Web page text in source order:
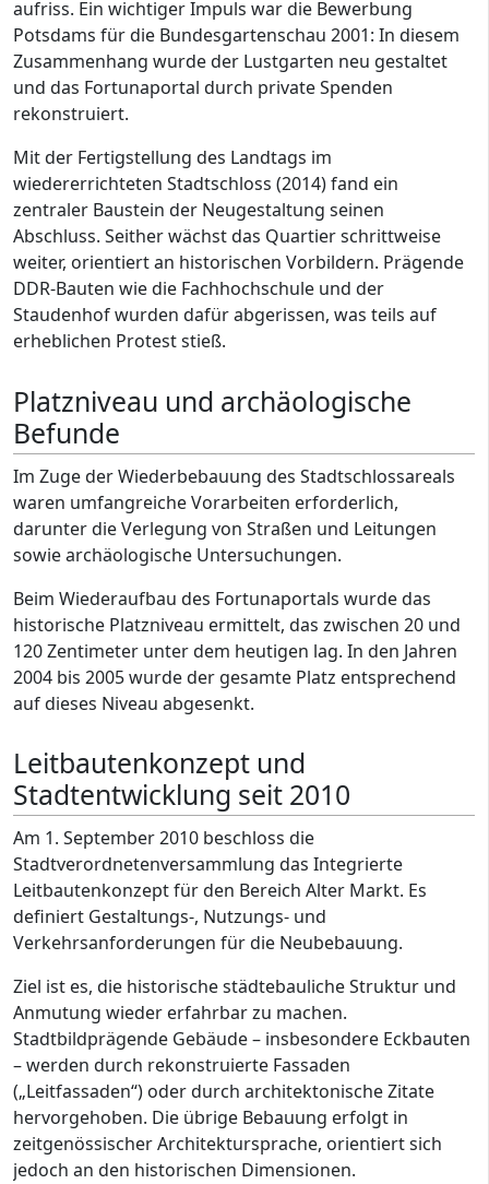
aufriss. Ein wichtiger Impuls war die Bewerbung
Potsdams für die Bundesgartenschau 2001: In diesem
Zusammenhang wurde der Lustgarten neu gestaltet
und das Fortunaportal durch private Spenden
rekonstruiert.
Mit der Fertigstellung des Landtags im
wiedererrichteten Stadtschloss (2014) fand ein
zentraler Baustein der Neugestaltung seinen
Abschluss. Seither wächst das Quartier schrittweise
weiter, orientiert an historischen Vorbildern. Prägende
DDR-Bauten wie die Fachhochschule und der
Staudenhof wurden dafür abgerissen, was teils auf
erheblichen Protest stieß.
Platzniveau und archäologische
Befunde
Im Zuge der Wiederbebauung des Stadtschlossareals
waren umfangreiche Vorarbeiten erforderlich,
darunter die Verlegung von Straßen und Leitungen
sowie archäologische Untersuchungen.
Beim Wiederaufbau des Fortunaportals wurde das
historische Platzniveau ermittelt, das zwischen 20 und
120 Zentimeter unter dem heutigen lag. In den Jahren
2004 bis 2005 wurde der gesamte Platz entsprechend
auf dieses Niveau abgesenkt.
Leitbautenkonzept und
Stadtentwicklung seit 2010
Am 1. September 2010 beschloss die
Stadtverordnetenversammlung das Integrierte
Leitbautenkonzept für den Bereich Alter Markt. Es
definiert Gestaltungs-, Nutzungs- und
Verkehrsanforderungen für die Neubebauung.
Ziel ist es, die historische städtebauliche Struktur und
Anmutung wieder erfahrbar zu machen.
Stadtbildprägende Gebäude – insbesondere Eckbauten
– werden durch rekonstruierte Fassaden
(„Leitfassaden“) oder durch architektonische Zitate
hervorgehoben. Die übrige Bebauung erfolgt in
zeitgenössischer Architektursprache, orientiert sich
jedoch an den historischen Dimensionen.